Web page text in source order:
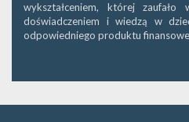
wykształceniem, której zaufało
doświadczeniem i wiedzą w
odpowiedniego produktu